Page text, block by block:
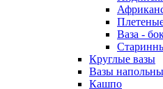
Ваза -
Круглые вазы
Вазы
Кашпо